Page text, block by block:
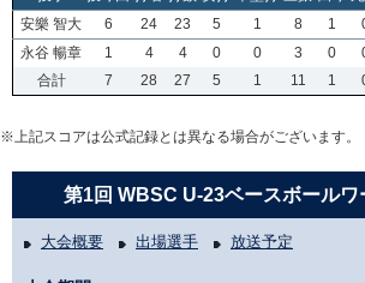
安樂 智大
6 24 23 5 1 8 1
永谷 暢章
1 4 4 0 0 3 0
合計
7 28 27 5 1 11 1
※上記スコアは公式記録とは異なる場合がございます。
第1回 WBSC U-23ベースボールワ
大会概要 出場選手 放送予定